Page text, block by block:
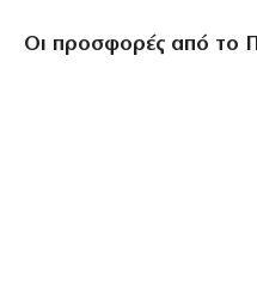
Οι προσφορές από